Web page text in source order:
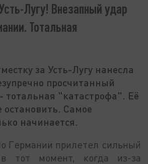
Лугу! Внезапный удар
Тотальная
за Усть-Лугу нанесла
просчитанный
тотальная "катастрофа". Её
остановить. Самое
начинается.
Германии прилетел сильный
тот момент, когда из-за